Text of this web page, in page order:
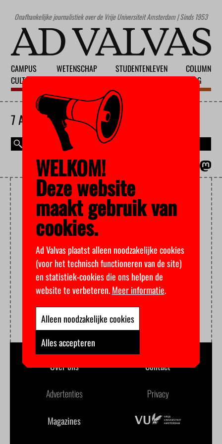
Onafhankelijke journalistiek over de Vrije Universiteit Amsterdam | Sinds 1953
CAMPUS
CULTUUR
WETENSCHAP
STUDENTENLEVEN
COLUMN
BLOG
7 AUGUSTUS 2026
UITSTROOM
Over ons Contact
Advertenties Privacy
Magazines
WELKOM!
Deze website
maakt gebruik van
cookies.
Ad Valvas plaatst alleen noodzakelijke cookies
(voor het technisch functioneren van de site)
en statistiek-cookies die ons helpen de
website te verbeteren.Meer informatie.
Alleen noodzakelijke cookies
Alles accepteren